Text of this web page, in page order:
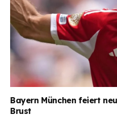
Bayern München feiert
Brust